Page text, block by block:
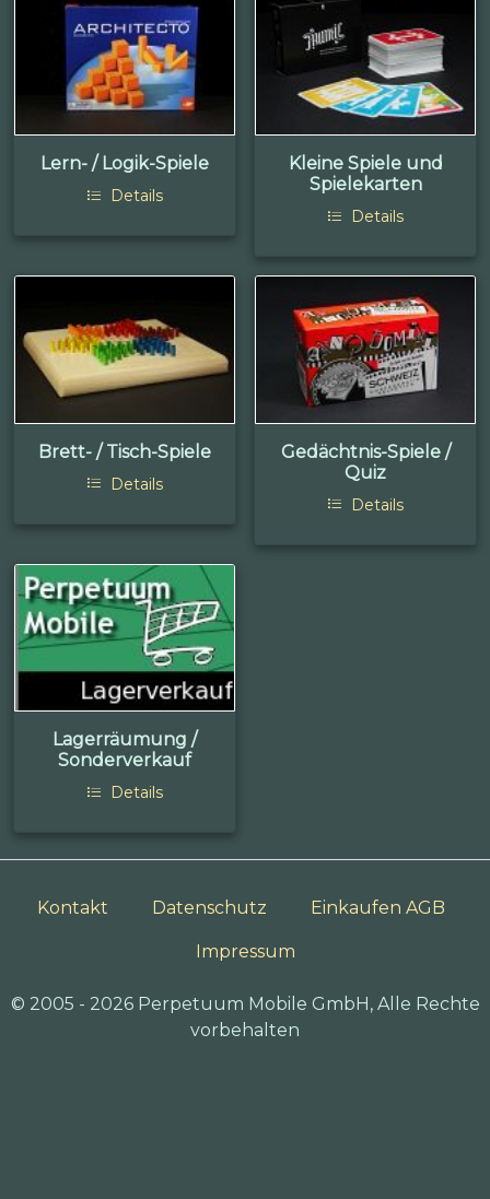
Lern- / Logik-Spiele
Details
Kleine Spiele und
Spielekarten
Details
Brett- / Tisch-Spiele
Details
Gedächtnis-Spiele /
Quiz
Details
Lagerräumung /
Sonderverkauf
Details
Kontakt Datenschutz Einkaufen AGB
Impressum
© 2005 - 2026 Perpetuum Mobile GmbH, Alle Rechte
vorbehalten